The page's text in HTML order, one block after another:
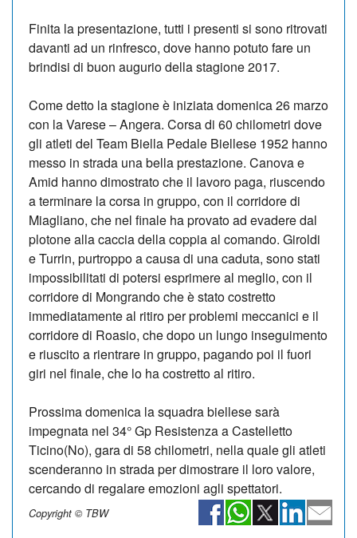
Finita la presentazione, tutti i presenti si sono ritrovati
davanti ad un rinfresco, dove hanno potuto fare un
brindisi di buon augurio della stagione 2017.
Come detto la stagione è iniziata domenica 26 marzo
con la Varese – Angera. Corsa di 60 chilometri dove
gli atleti del Team Biella Pedale Biellese 1952 hanno
messo in strada una bella prestazione. Canova e
Amid hanno dimostrato che il lavoro paga, riuscendo
a terminare la corsa in gruppo, con il corridore di
Miagliano, che nel finale ha provato ad evadere dal
plotone alla caccia della coppia al comando. Giroldi
e Turrin, purtroppo a causa di una caduta, sono stati
impossibilitati di potersi esprimere al meglio, con il
corridore di Mongrando che è stato costretto
immediatamente al ritiro per problemi meccanici e il
corridore di Roasio, che dopo un lungo inseguimento
e riuscito a rientrare in gruppo, pagando poi il fuori
giri nel finale, che lo ha costretto al ritiro.
Prossima domenica la squadra biellese sarà
impegnata nel 34° Gp Resistenza a Castelletto
Ticino(No), gara di 58 chilometri, nella quale gli atleti
scenderanno in strada per dimostrare il loro valore,
cercando di regalare emozioni agli spettatori.
Copyright © TBW